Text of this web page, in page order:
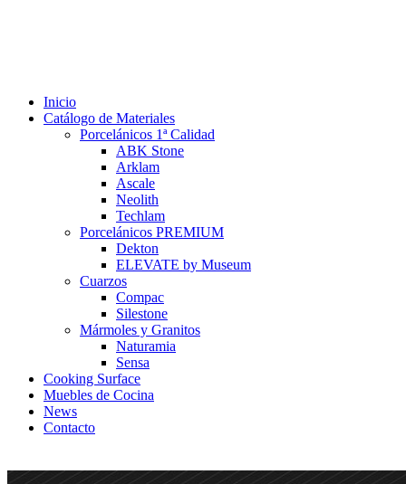
Inicio
Catálogo de Materiales
Porcelánicos 1ª Calidad
ABK Stone
Arklam
Ascale
Neolith
Techlam
Porcelánicos PREMIUM
Dekton
ELEVATE by Museum
Cuarzos
Compac
Silestone
Mármoles y Granitos
Naturamia
Sensa
Cooking Surface
Muebles de Cocina
News
Contacto